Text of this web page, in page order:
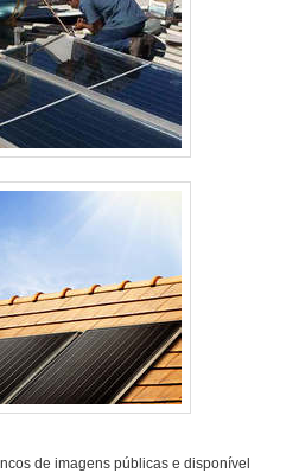
de imagens públicas e disponível